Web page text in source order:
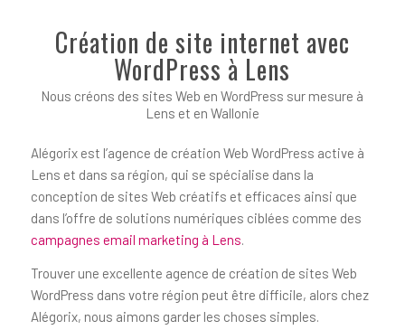
Création de site internet avec
WordPress à Lens
Nous créons des sites Web en WordPress sur mesure à
Lens et en Wallonie
Alégorix est l’agence de création Web WordPress active à
Lens et dans sa région, qui se spécialise dans la
conception de sites Web créatifs et efficaces ainsi que
dans l’offre de solutions numériques ciblées comme des
campagnes email marketing à Lens.
Trouver une excellente agence de création de sites Web
WordPress dans votre région peut être difficile, alors chez
Alégorix, nous aimons garder les choses simples.